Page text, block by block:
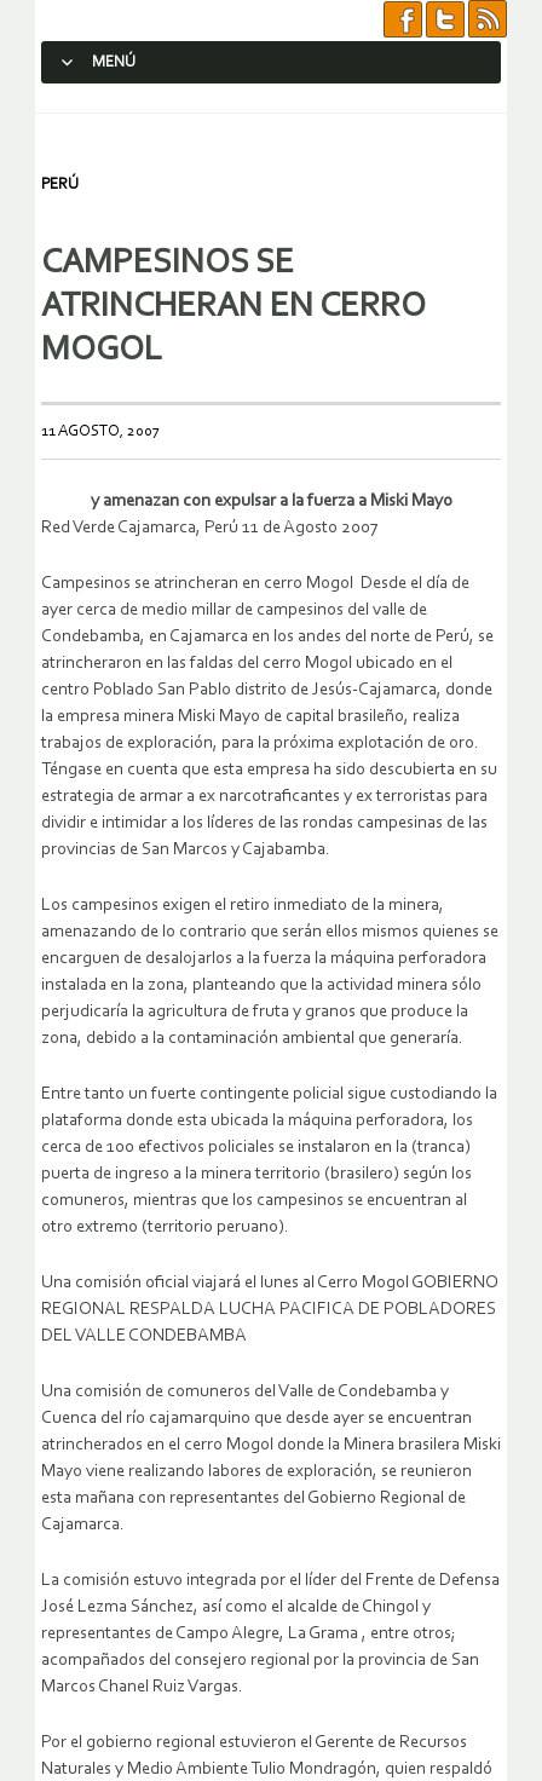
MENÚ
PERÚ
CAMPESINOS SE
ATRINCHERAN EN CERRO
MOGOL
11 AGOSTO, 2007
y amenazan con expulsar a la fuerza a Miski Mayo
Red Verde Cajamarca, Perú 11 de Agosto 2007
Campesinos se atrincheran en cerro Mogol Desde el día de
ayer cerca de medio millar de campesinos del valle de
Condebamba, en Cajamarca en los andes del norte de Perú, se
atrincheraron en las faldas del cerro Mogol ubicado en el
centro Poblado San Pablo distrito de Jesús-Cajamarca, donde
la empresa minera Miski Mayo de capital brasileño, realiza
trabajos de exploración, para la próxima explotación de oro.
Téngase en cuenta que esta empresa ha sido descubierta en su
estrategia de armar a ex narcotraficantes y ex terroristas para
dividir e intimidar a los líderes de las rondas campesinas de las
provincias de San Marcos y Cajabamba.
Los campesinos exigen el retiro inmediato de la minera,
amenazando de lo contrario que serán ellos mismos quienes se
encarguen de desalojarlos a la fuerza la máquina perforadora
instalada en la zona, planteando que la actividad minera sólo
perjudicaría la agricultura de fruta y granos que produce la
zona, debido a la contaminación ambiental que generaría.
Entre tanto un fuerte contingente policial sigue custodiando la
plataforma donde esta ubicada la máquina perforadora, los
cerca de 100 efectivos policiales se instalaron en la (tranca)
puerta de ingreso a la minera territorio (brasilero) según los
comuneros, mientras que los campesinos se encuentran al
otro extremo (territorio peruano).
Una comisión oficial viajará el lunes al Cerro Mogol GOBIERNO
REGIONAL RESPALDA LUCHA PACIFICA DE POBLADORES
DEL VALLE CONDEBAMBA
Una comisión de comuneros del Valle de Condebamba y
Cuenca del río cajamarquino que desde ayer se encuentran
atrincherados en el cerro Mogol donde la Minera brasilera Miski
Mayo viene realizando labores de exploración, se reunieron
esta mañana con representantes del Gobierno Regional de
Cajamarca.
La comisión estuvo integrada por el líder del Frente de Defensa
José Lezma Sánchez, así como el alcalde de Chingol y
representantes de Campo Alegre, La Grama , entre otros;
acompañados del consejero regional por la provincia de San
Marcos Chanel Ruiz Vargas.
Por el gobierno regional estuvieron el Gerente de Recursos
Naturales y Medio Ambiente Tulio Mondragón, quien respaldó